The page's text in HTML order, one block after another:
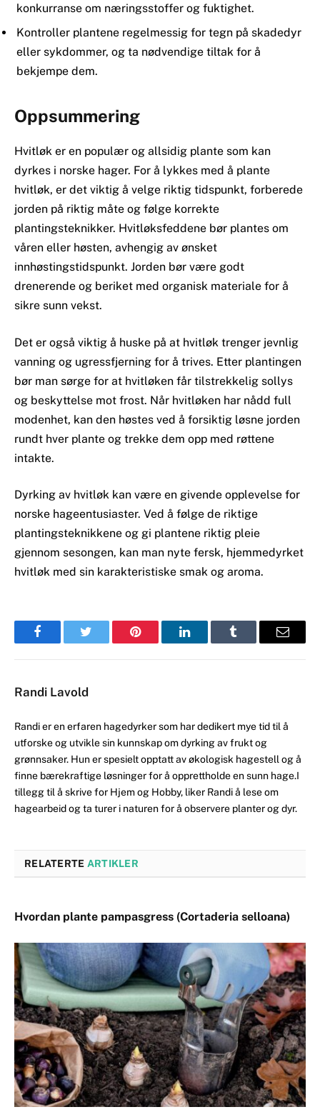
konkurranse om næringsstoffer og fuktighet.
Kontroller plantene regelmessig for tegn på skadedyr
eller sykdommer, og ta nødvendige tiltak for å
bekjempe dem.
Oppsummering
Hvitløk er en populær og allsidig plante som kan
dyrkes i norske hager. For å lykkes med å plante
hvitløk, er det viktig å velge riktig tidspunkt, forberede
jorden på riktig måte og følge korrekte
plantingsteknikker. Hvitløksfeddene bør plantes om
våren eller høsten, avhengig av ønsket
innhøstingstidspunkt. Jorden bør være godt
drenerende og beriket med organisk materiale for å
sikre sunn vekst.
Det er også viktig å huske på at hvitløk trenger jevnlig
vanning og ugressfjerning for å trives. Etter plantingen
bør man sørge for at hvitløken får tilstrekkelig sollys
og beskyttelse mot frost. Når hvitløken har nådd full
modenhet, kan den høstes ved å forsiktig løsne jorden
rundt hver plante og trekke dem opp med røttene
intakte.
Dyrking av hvitløk kan være en givende opplevelse for
norske hageentusiaster. Ved å følge de riktige
plantingsteknikkene og gi plantene riktig pleie
gjennom sesongen, kan man nyte fersk, hjemmedyrket
hvitløk med sin karakteristiske smak og aroma.
FacebookTwitter Pinterest LinkedInTumblr Email
Randi Lavold
Randi er en erfaren hagedyrker som har dedikert mye tid til å
utforske og utvikle sin kunnskap om dyrking av frukt og
grønnsaker. Hun er spesielt opptatt av økologisk hagestell og å
finne bærekraftige løsninger for å opprettholde en sunn hage.I
tillegg til å skrive for Hjem og Hobby, liker Randi å lese om
hagearbeid og ta turer i naturen for å observere planter og dyr.
RELATERTE ARTIKLER
Hvordan plante pampasgress (Cortaderia selloana)